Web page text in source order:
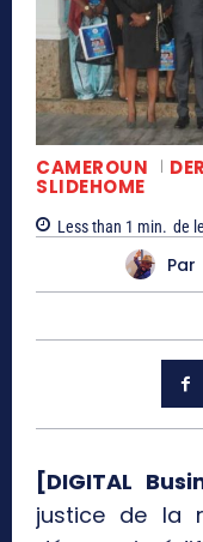
CAMEROUN
SLIDEHOME
Less than 1 min. de
Par
[DIGITAL
justice de la